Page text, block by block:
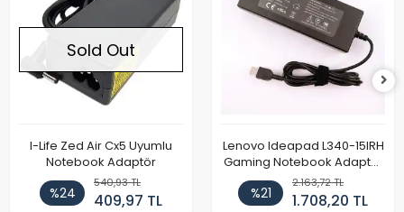
Sold Out
I-Life Zed Air Cx5 Uyumlu
Notebook Adaptör
%24
540,93 TL
409,97 TL
Lenovo Ideapad L340-15IRH
Gaming Notebook Adaptör
Cihazı Şarj Aleti (150W)
%21
2.163,72 TL
1.708,20 TL